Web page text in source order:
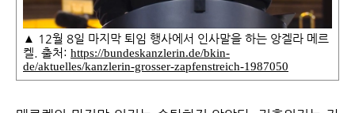
▲ 12월 8일 마지막 퇴임 행사에서 인사말을 하는 앙겔라 메르
켈. 출처: https://bundeskanzlerin.de/bkin-
de/aktuelles/kanzlerin-grosser-zapfenstreich-1987050